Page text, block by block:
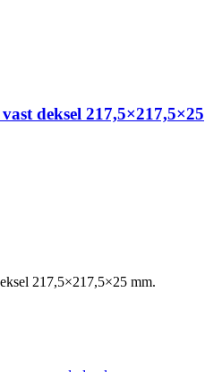
deksel 217,5×217,5×25
217,5×217,5×25 mm.